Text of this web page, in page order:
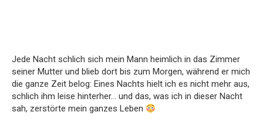
Jede Nacht schlich sich mein Mann heimlich in das Zimmer
seiner Mutter und blieb dort bis zum Morgen, während er mich
die ganze Zeit belog: Eines Nachts hielt ich es nicht mehr aus,
schlich ihm leise hinterher… und das, was ich in dieser Nacht
sah, zerstörte mein ganzes Leben